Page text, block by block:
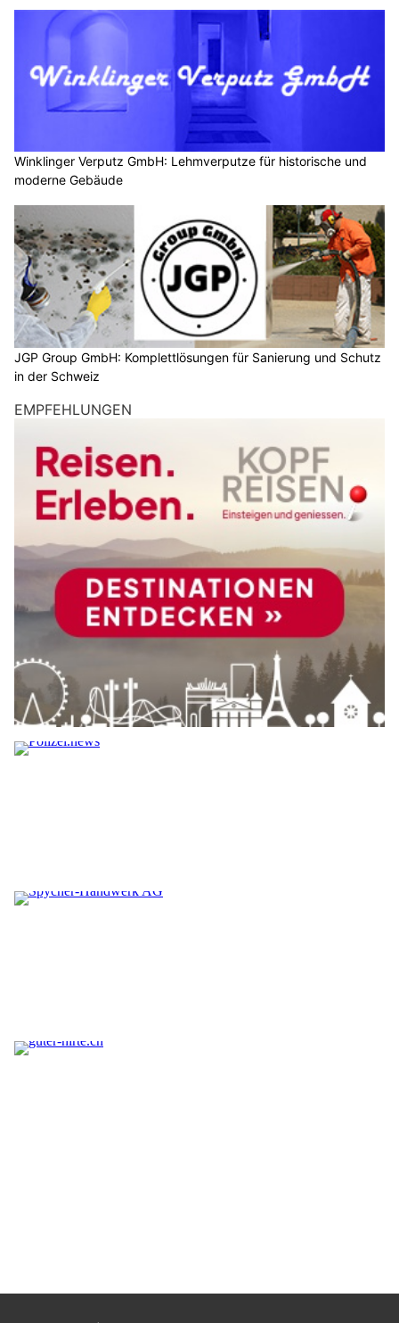
Winklinger Verputz GmbH: Lehmverputze für historische und
moderne Gebäude
JGP Group GmbH: Komplettlösungen für Sanierung und Schutz
in der Schweiz
EMPFEHLUNGEN